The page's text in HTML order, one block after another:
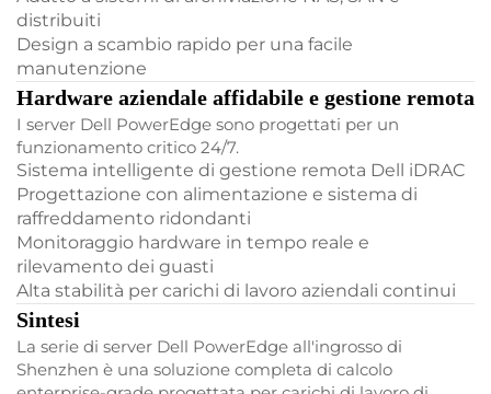
distribuiti
Design a scambio rapido per una facile
manutenzione
Hardware aziendale affidabile e gestione remota
I server Dell PowerEdge sono progettati per un
funzionamento critico 24/7.
Sistema intelligente di gestione remota Dell iDRAC
Progettazione con alimentazione e sistema di
raffreddamento ridondanti
Monitoraggio hardware in tempo reale e
rilevamento dei guasti
Alta stabilità per carichi di lavoro aziendali continui
Sintesi
La serie di server Dell PowerEdge all'ingrosso di
Shenzhen è una soluzione completa di calcolo